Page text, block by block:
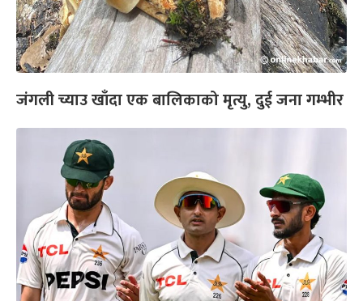
जंगली च्याउ खाँदा एक बालिकाको मृत्यु, दुई जना गम्भीर